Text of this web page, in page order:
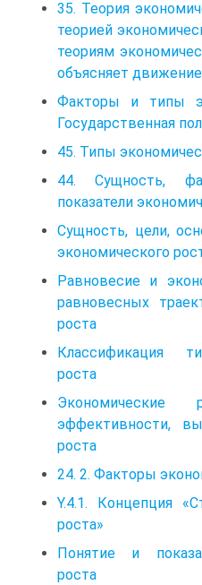
35. Теория
теорией
теориям
объясняет движение
Факторы и типы
Государственная
45. Типы
44. Сущность,
показатели
Сущность, цели,
экономического
Равновесие и
равновесных
роста
Классификация
роста
Экономические
эффективности,
роста
24. 2. Факторы
Y.4.1. Концепция
роста»
Понятие и
роста